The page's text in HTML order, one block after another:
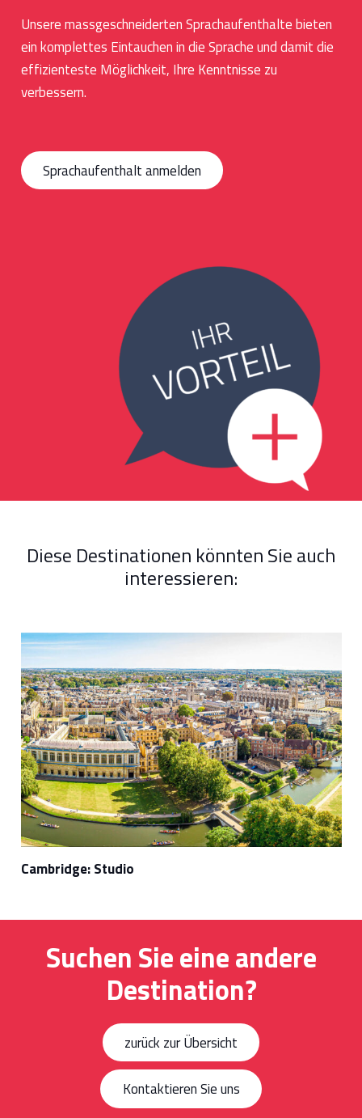
Unsere massgeschneiderten Sprachaufenthalte bieten
ein komplettes Eintauchen in die Sprache und damit die
effizienteste Möglichkeit, Ihre Kenntnisse zu
verbessern.
Sprachaufenthalt anmelden
Diese Destinationen könnten Sie auch
interessieren:
Cambridge: Studio
Suchen Sie eine andere
Destination?
zurück zur Übersicht
Kontaktieren Sie uns